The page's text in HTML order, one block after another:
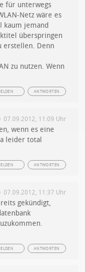
für unterwegs
Netz wäre es
kaum jemand
überspringen
erstellen. Denn
zu nutzen. Wenn
ANTWORTEN
07.09.2012, 11:09 Uhr
wenn es eine
leider total
ANTWORTEN
07.09.2012, 11:37 Uhr
gekündigt,
ANTWORTEN